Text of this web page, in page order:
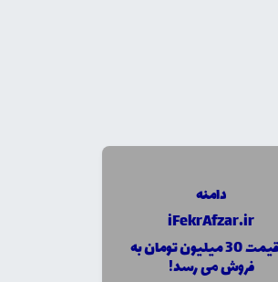
دامنه
iFekrAfzar.ir
به قیمت 30 میلیون تومان به
فروش می رسد!